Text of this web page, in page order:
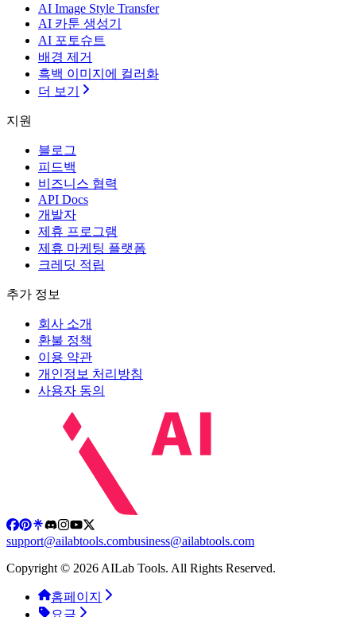
AI Image Style Transfer
AI 카툰 생성기
AI 포토슈트
배경 제거
흑백 이미지에 컬러화
더 보기
지원
블로그
피드백
비즈니스 협력
API Docs
개발자
제휴 프로그램
제휴 마케팅 플랫폼
크레딧 적립
추가 정보
회사 소개
환불 정책
이용 약관
개인정보 처리방침
사용자 동의
support@ailabtools.combusiness@ailabtools.com
Copyright © 2026 AILab Tools. All Rights Reserved.
홈페이지